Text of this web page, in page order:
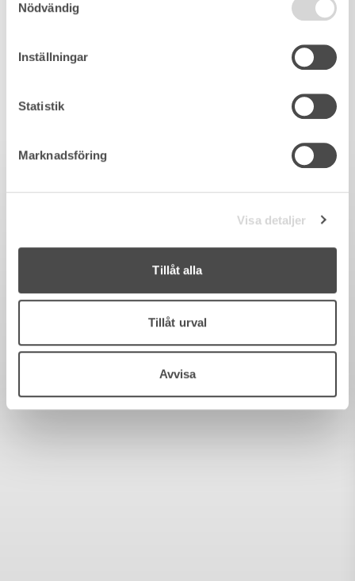
Nödvändig
Inställningar
Statistik
Marknadsföring
Visa detaljer
Tillåt alla
Tillåt urval
Avvisa